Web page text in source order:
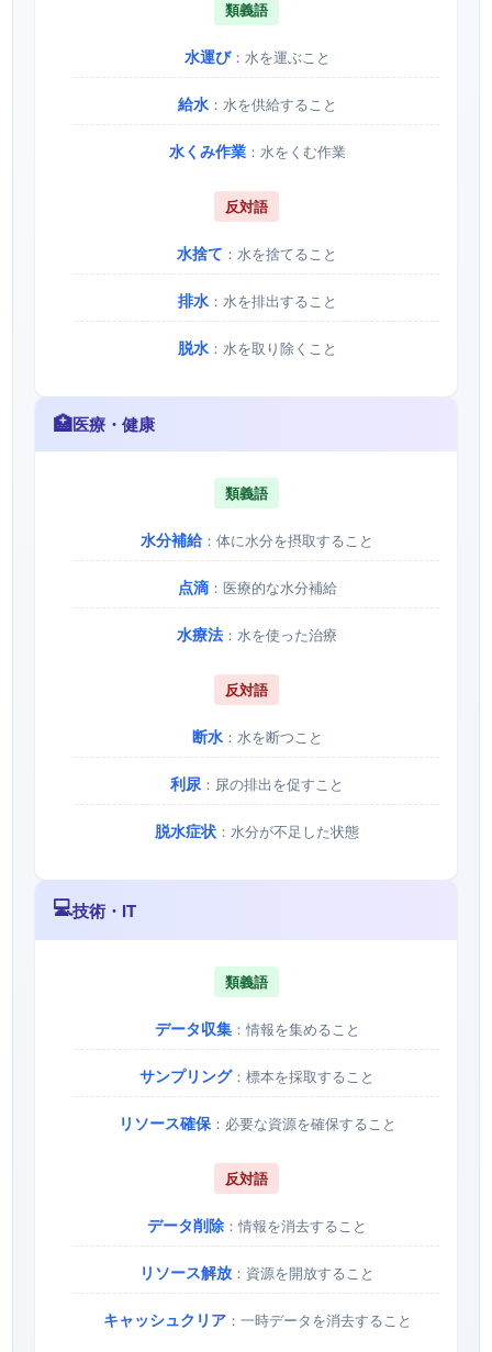
類義語
水運び：水を運ぶこと
給水：水を供給すること
水くみ作業：水をくむ作業
反対語
水捨て ：水を捨てること
排水：水を排出すること
脱水：水を取り除くこと
🏥医療・健康
類義語
水分補給：体に水分を摂取すること
点滴：医療的な水分補給
水療法 ：水を使った治療
反対語
断水：水を断つこと
利尿 ：尿の排出を促すこと
脱水症状 ：水分が不足した状態
💻技術・IT
類義語
データ収集：情報を集めること
サンプリング：標本を採取すること
リソース確保：必要な資源を確保すること
反対語
データ削除 ：情報を消去すること
リソース解放 ：資源を開放すること
キャッシュクリア：一時データを消去すること